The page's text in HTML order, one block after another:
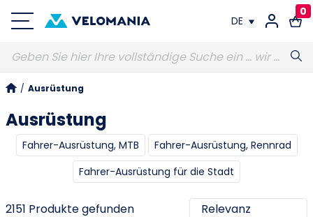
DE
FR
0
/ Ausrüstung
Ausrüstung
Fahrer-Ausrüstung, MTB
Fahrer-Ausrüstung, Rennrad
Fahrer-Ausrüstung für die Stadt
2151 Produkte gefunden